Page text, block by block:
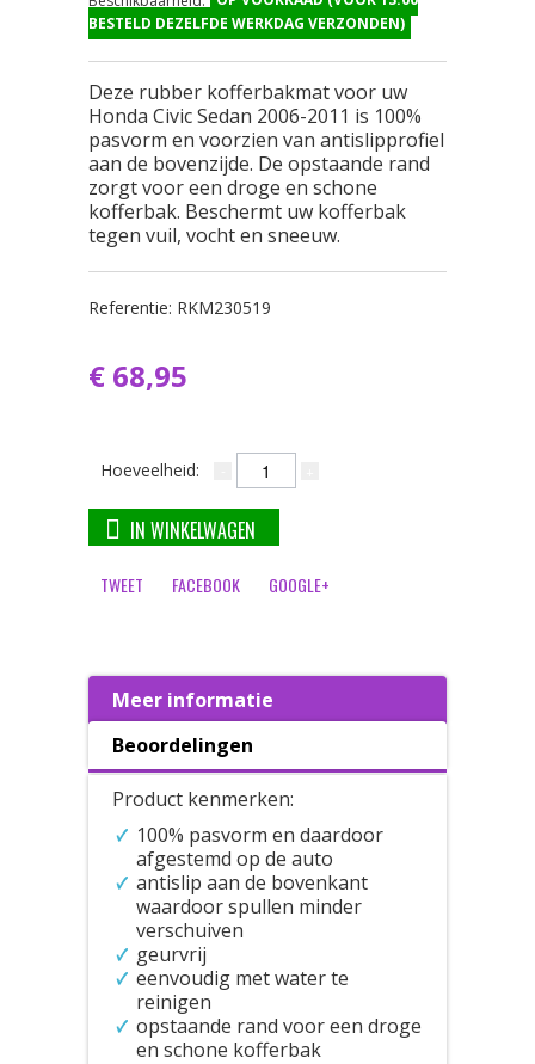
BESTELD DEZELFDE WERKDAG VERZONDEN)
Deze rubber kofferbakmat voor uw
Honda Civic Sedan 2006-2011 is 100%
pasvorm en voorzien van antislipprofiel
aan de bovenzijde. De opstaande rand
zorgt voor een droge en schone
kofferbak. Beschermt uw kofferbak
tegen vuil, vocht en sneeuw.
Referentie: RKM230519
€ 68,95
Hoeveelheid:
IN WINKELWAGEN
TWEET FACEBOOK GOOGLE+
Meer informatie
Beoordelingen
Product kenmerken:
100% pasvorm en daardoor
afgestemd op de auto
antislip aan de bovenkant
waardoor spullen minder
verschuiven
geurvrij
eenvoudig met water te
reinigen
opstaande rand voor een droge
en schone kofferbak